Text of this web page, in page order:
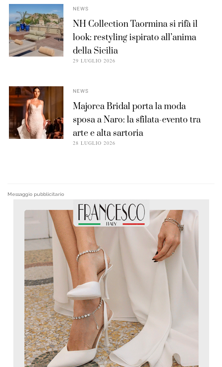
NEWS
NH Collection Taormina si rifà il
look: restyling ispirato all’anima
della Sicilia
29 LUGLIO 2026
NEWS
Majorca Bridal porta la moda
sposa a Naro: la sfilata-evento tra
arte e alta sartoria
28 LUGLIO 2026
Messaggio pubblicitario